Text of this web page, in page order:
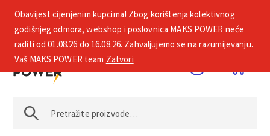
+385 1 2002 575
Obavijest cijenjenim kupcima! Zbog korištenja kolektivnog
godišnjeg odmora, webshop i poslovnica MAKS POWER neće
raditi od 01.08.26 do 16.08.26. Zahvaljujemo se na razumijevanju.
Vaš MAKS POWER team Zatvori